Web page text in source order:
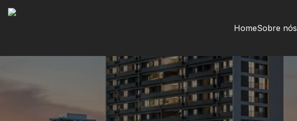
HomeSobre nós